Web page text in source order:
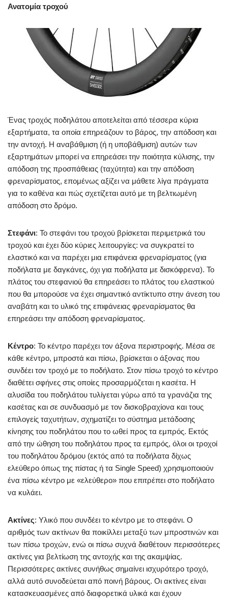
Ανατομία τροχού
Ένας τροχός ποδηλάτου αποτελείται από τέσσερα κύρια
εξαρτήματα, τα οποία επηρεάζουν το βάρος, την απόδοση και
την αντοχή. Η αναβάθμιση (ή η υποβάθμιση) αυτών των
εξαρτημάτων μπορεί να επηρεάσει την ποιότητα κύλισης, την
απόδοση της προσπάθειας (ταχύτητα) και την απόδοση
φρεναρίσματος, επομένως αξίζει να μάθετε λίγα πράγματα
για το καθένα και πώς σχετίζεται αυτό με τη βελτιωμένη
απόδοση στο δρόμο.
Στεφάνι: Το στεφάνι του τροχού βρίσκεται περιμετρικά του
τροχού και έχει δύο κύριες λειτουργίες: να συγκρατεί το
ελαστικό και να παρέχει μια επιφάνεια φρεναρίσματος (για
ποδήλατα με δαγκάνες, όχι για ποδήλατα με δισκόφρενα). Το
πλάτος του στεφανιού θα επηρεάσει το πλάτος του ελαστικού
που θα μπορούσε να έχει σημαντικό αντίκτυπο στην άνεση του
αναβάτη και το υλικό της επιφάνειας φρεναρίσματος θα
επηρεάσει την απόδοση φρεναρίσματος.
Κέντρο: Το κέντρο παρέχει τον άξονα περιστροφής. Μέσα σε
κάθε κέντρο, μπροστά και πίσω, βρίσκεται ο άξονας που
συνδέει τον τροχό με το ποδήλατο. Στον πίσω τροχό το κέντρο
διαθέτει σφήνες στις οποίες προσαρμόζεται η κασέτα. Η
αλυσίδα του ποδηλάτου τυλίγεται γύρω από τα γρανάζια της
κασέτας και σε συνδυασμό με τον δισκοβραχίονα και τους
επιλογείς ταχυτήτων, σχηματίζει το σύστημα μετάδοσης
κίνησης του ποδηλάτου που το ωθεί προς τα εμπρός. Εκτός
από την ώθηση του ποδηλάτου προς τα εμπρός, όλοι οι τροχοί
του ποδηλάτου δρόμου (εκτός από τα ποδήλατα δίχως
ελεύθερο όπως της πίστας ή τα Single Speed) χρησιμοποιούν
ένα πίσω κέντρο με «ελεύθερο» που επιτρέπει στο ποδήλατο
να κυλάει.
Ακτίνες: Υλικό που συνδέει το κέντρο με το στεφάνι. Ο
αριθμός των ακτίνων θα ποικίλλει μεταξύ των μπροστινών και
των πίσω τροχών, ενώ οι πίσω συχνά διαθέτουν περισσότερες
ακτίνες για βελτίωση της αντοχής και της ακαμψίας.
Περισσότερες ακτίνες συνήθως σημαίνει ισχυρότερο τροχό,
αλλά αυτό συνοδεύεται από ποινή βάρους. Οι ακτίνες είναι
κατασκευασμένες από διαφορετικά υλικά και έχουν